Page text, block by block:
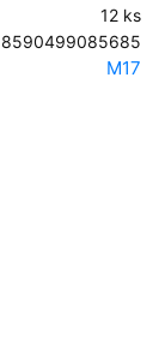
12 ks
8590499085685
M17